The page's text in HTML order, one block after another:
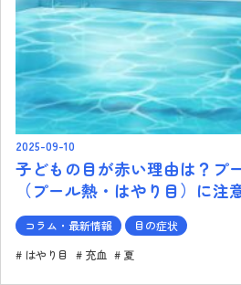
2025-09-10
子どもの目が赤い理由は？プ
（プール熱・はやり目）に注
コラム・最新情報
目の症状
はやり目
充血 夏